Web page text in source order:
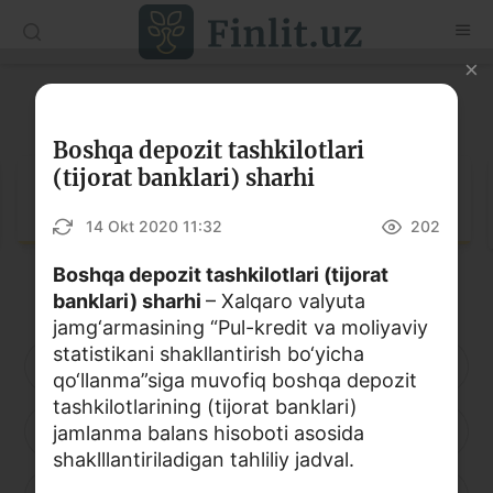
Рус
Maqolalar
O‘quv qo‘llanmalar
Lug‘at
Moliyaviy savodxonlik bo‘yicha kitoblar
Video
Loyihalar
Interaktiv xizmatlar
A B D E F
J K L M
Boshqa depozit tashkilotlari
(tijorat banklari) sharhi
14 Okt 2020 11:32 202
Boshqa depozit tashkilotlari (tijorat
banklari) sharhi – Xalqaro valyuta
jamg‘armasining “Pul-kredit va moliyaviy
statistikani shakllantirish bo‘yicha
qo‘llanma”siga muvofiq boshqa depozit
tashkilotlarining (tijorat banklari)
jamlanma balans hisoboti asosida
shaklllantiriladigan tahliliy jadval.